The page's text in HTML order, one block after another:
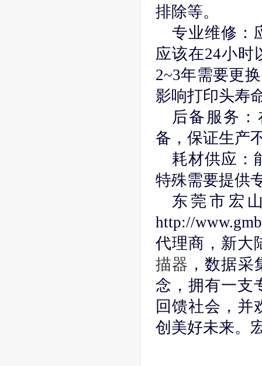
排除等。
专业维修：
应该在24小时
2~3年需要更
影响打印头寿
后备服务
备，保证生产
耗材供应：
特殊需要提供
东莞市宏
http://
代理商，新大
描器 ，数据
念，拥有一支
回馈社会，并
创美好未来。